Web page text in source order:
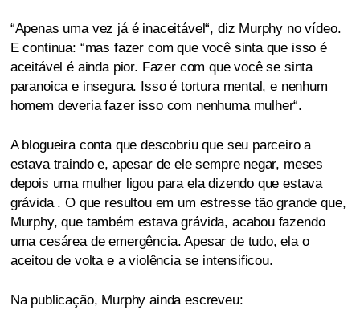
“Apenas uma vez já é inaceitável“, diz Murphy no vídeo.
E continua: “mas fazer com que você sinta que isso é
aceitável é ainda pior. Fazer com que você se sinta
paranoica e insegura. Isso é tortura mental, e nenhum
homem deveria fazer isso com nenhuma mulher“.
A blogueira conta que descobriu que seu parceiro a
estava traindo e, apesar de ele sempre negar, meses
depois uma mulher ligou para ela dizendo que estava
grávida . O que resultou em um estresse tão grande que,
Murphy, que também estava grávida, acabou fazendo
uma cesárea de emergência. Apesar de tudo, ela o
aceitou de volta e a violência se intensificou.
Na publicação, Murphy ainda escreveu: